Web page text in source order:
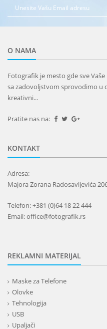
O NAMA
Fotografik je mesto gde sve
sa zadovoljstvom sprovodimo u
kreativni...
Pratite nas na:
KONTAKT
Adresa:
Majora Zorana Radosavljevića
Telefon: +381 (0)64 18 22 444
Email: office@fotografik.rs
REKLAMNI MATERIJAL
Maske za Telefone
Olovke
Tehnologija
USB
Upaljači